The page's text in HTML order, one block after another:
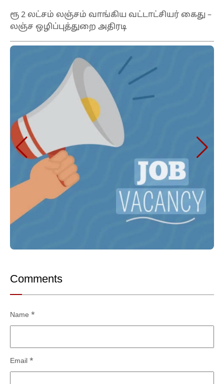
ரூ 2 லட்சம் லஞ்சம் வாங்கிய வட்டாட்சியர் கைது –
லஞ்ச ஒழிப்புத்துறை அதிரடி
Comments
Name *
Email *